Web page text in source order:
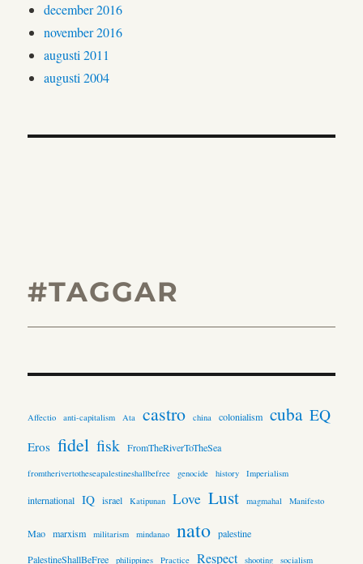
december 2016
november 2016
augusti 2011
augusti 2004
#TAGGAR
Affectio anti-capitalism Ata castro china colonialism cuba EQ
Eros fidel fisk FromTheRiverToTheSea
fromtherivertotheseapalestineshallbefree genocide history Imperialism
international IQ israel Katipunan Love Lust magmahal Manifesto
Mao marxism militarism mindanao nato palestine
PalestineShallBeFree
philippines Practice Respect shooting socialism